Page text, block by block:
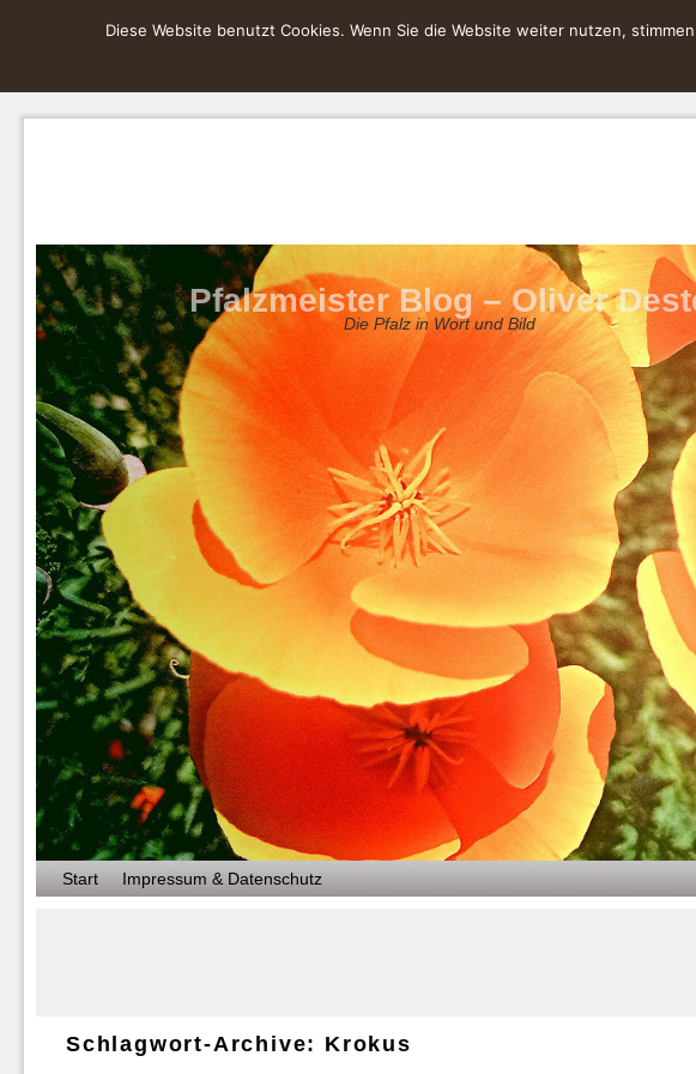
Pfalzmeister Blog – Oliver
Die Pfalz in Wort und Bild
Zum Inhalt wechseln
Zum sekundären Inhalt wechseln
Start Impressum & Datenschutz
Schlagwort-Archive: Krokus
Diese Website benutzt Cookies. Wenn Sie die Website weiter nutzen,